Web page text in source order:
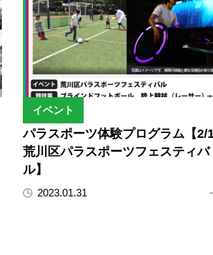
イベント
パラスポーツ体験プログラム【2/
荒川区パラスポーツフェスティバ
ル】
2023.01.31